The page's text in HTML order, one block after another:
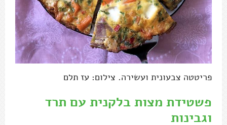
פריטטה צבעונית ועשירה. צילום: עז תלם
פשטידת מצות בלקנית עם תרד
וגבינות